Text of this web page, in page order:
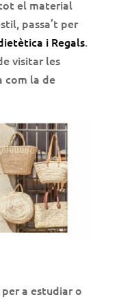
el material
passa’t per
i Regals.
visitar les
com la de
a estudiar o